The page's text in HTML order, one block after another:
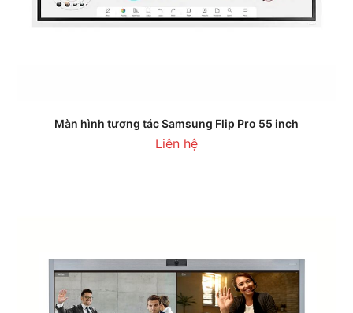
Màn hình tương tác Samsung Flip Pro 55 inch
Liên hệ